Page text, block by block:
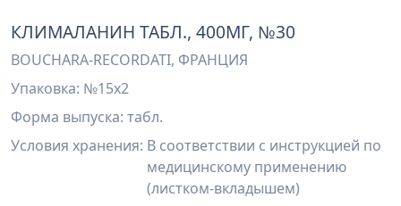
КЛИМАЛАНИН ТАБЛ., 400МГ, №30
BOUCHARA-RECORDATI, ФРАНЦИЯ
Упаковка: №15х2
Форма выпуска: табл.
Условия хранения: В соответствии с инструкцией по
медицинскому применению
(листком-вкладышем)